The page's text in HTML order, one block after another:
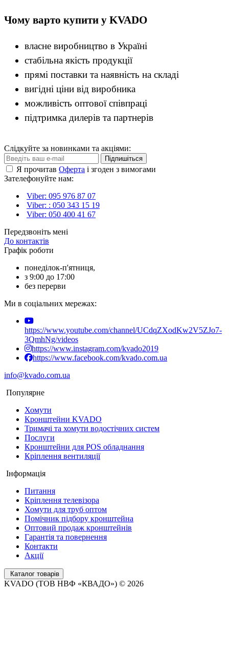
Чому варто купити у KVADO
власне виробництво в Україні
стабільна якість продукції
прямі поставки та наявність на складі
вигідні ціни від виробника
можливість оптової співпраці
підтримка дилерів та партнерів
Слідкуйте за новинками та акціями:
Підпишіться
Я прочитав Оферта і згоден з вимогами
Зателефонуйте нам:
Viber: 095 976 87 07
Viber: : 050 343 15 19‬
Viber: 050 400 41 67
Передзвоніть мені
До контактів
Графік роботи
понеділок-п'ятниця,
з 9:00 до 17:00
без перерви
Ми в соціальних мережах:
https://www.youtube.com/channel/UCdqZXodKw2V5ZJo7-
3QmhNg/videos
https://www.instagram.com/kvado2019
https://www.facebook.com/kvado.com.ua
info@kvado.com.ua
Популярне
Хомути
Кронштейни KVADO
Тримачі та хомути водостічних систем
Послуги
Кронштейни для POS обладнання
Кріплення вентиляції
Інформація
Питання
Кріплення телевізора
Хомути для труб оптом
Помічник підбору кронштейна
Оптовий продаж кронштейнів
Гарантія та повернення
Контакти
Акції
Каталог товарів
KVADO (ТОВ НВФ «КВАДО») © 2026